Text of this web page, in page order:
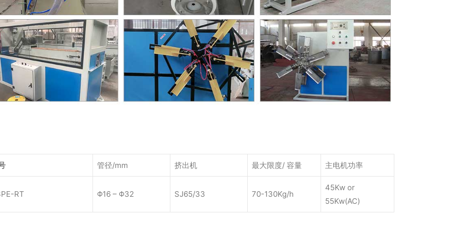
管径/mm 挤出机 最大限度/ 容量 主电机功率
RT Φ16 – Φ32 SJ65/33 70-130Kg/h
45Kw or
55Kw(AC)